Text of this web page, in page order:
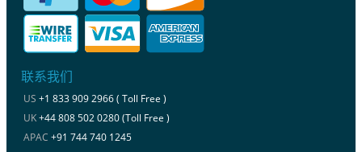
联系我们
US +1 833 909 2966 ( Toll Free )
UK+44 808 502 0280 (Toll Free )
APAC +91 744 740 1245